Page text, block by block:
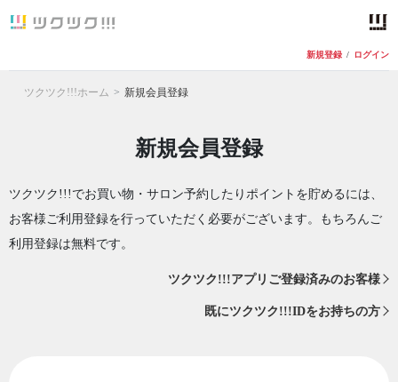
新規登録 / ログイン
ツクツク!!!ホーム 新規会員登録
新規会員登録
ツクツク!!!でお買い物・サロン予約したりポイントを貯めるには、
お客様ご利用登録を行っていただく必要がございます。もちろんご
利用登録は無料です。
ツクツク!!!アプリご登録済みのお客様
既にツクツク!!!IDをお持ちの方